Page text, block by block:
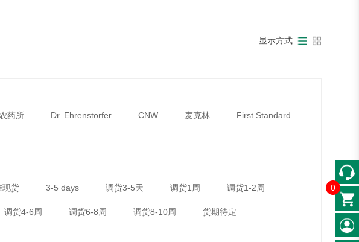
显示方式
药所 Dr. Ehrenstorfer CNW 麦克林 First Standard
现货 3-5 days 调货3-5天 调货1周 调货1-2周
调货4-6周 调货6-8周 调货8-10周 货期待定
0